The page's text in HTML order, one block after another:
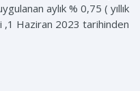
aylık % 0,75 ( yıllık
,1 Haziran 2023 tarihinden